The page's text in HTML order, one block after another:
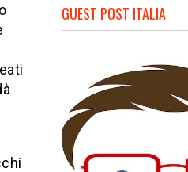
GUEST POST ITALIA